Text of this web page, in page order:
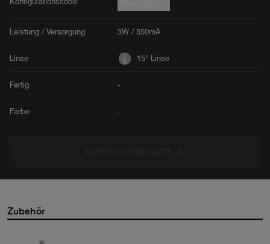
Leistung / Versorgung 3W / 350mA
Linse 15° Linse
Fertig -
Farbe -
Zubehör